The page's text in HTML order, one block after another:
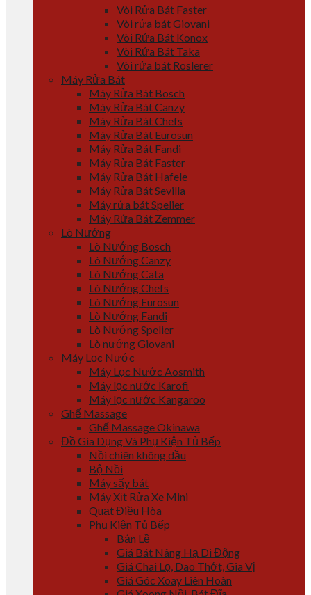
Vòi Rửa Bát Faster
Vòi rửa bát Giovani
Vòi Rửa Bát Konox
Vòi Rửa Bát Taka
Vòi rửa bát Roslerer
Máy Rửa Bát
Máy Rửa Bát Bosch
Máy Rửa Bát Canzy
Máy Rửa Bát Chefs
Máy Rửa Bát Eurosun
Máy Rửa Bát Fandi
Máy Rửa Bát Faster
Máy Rửa Bát Hafele
Máy Rửa Bát Sevilla
Máy rửa bát Spelier
Máy Rửa Bát Zemmer
Lò Nướng
Lò Nướng Bosch
Lò Nướng Canzy
Lò Nướng Cata
Lò Nướng Chefs
Lò Nướng Eurosun
Lò Nướng Fandi
Lò Nướng Spelier
Lò nướng Giovani
Máy Lọc Nước
Máy Lọc Nước Aosmith
Máy lọc nước Karofi
Máy lọc nước Kangaroo
Ghế Massage
Ghế Massage Okinawa
Đồ Gia Dụng Và Phụ Kiện Tủ Bếp
Nồi chiên không dầu
Bộ Nồi
Máy sấy bát
Máy Xịt Rửa Xe Mini
Quạt Điều Hòa
Phụ Kiện Tủ Bếp
Bản Lề
Giá Bát Nâng Hạ Di Động
Giá Chai Lọ, Dao Thớt, Gia Vị
Giá Góc Xoay Liên Hoàn